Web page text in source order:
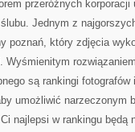
przeróżnych korporacji
Jednym z
poznań, który zdjęcia
Wyśmienitym
są rankingi
umożliwić narzeczonym
najlepsi w rankingu będą